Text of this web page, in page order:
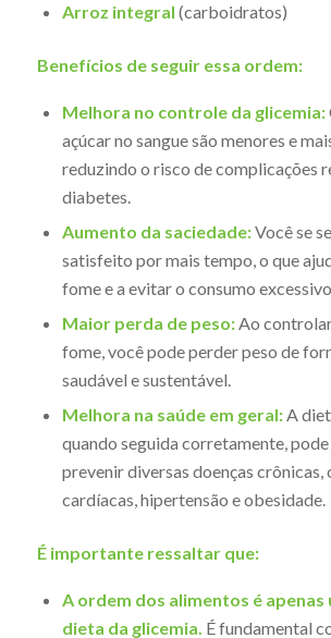
Arroz integral (carboidratos)
Benefícios de seguir essa ordem:
Melhora no controle da glicemia:
açúcar no sangue são menores e
reduzindo o risco de complicações
diabetes.
Aumento da saciedade:Você se
satisfeito por mais tempo, o que
fome e a evitar o consumo
Maior perda de peso:Ao
fome, você pode perder peso de
saudável e sustentável.
Melhora na saúde em geral:A
quando seguida corretamente, pode
prevenir diversas doenças crônicas,
cardíacas, hipertensão e obesidade.
É importante ressaltar que:
A ordem dos alimentos é apenas
dieta da glicemia. É fundamental